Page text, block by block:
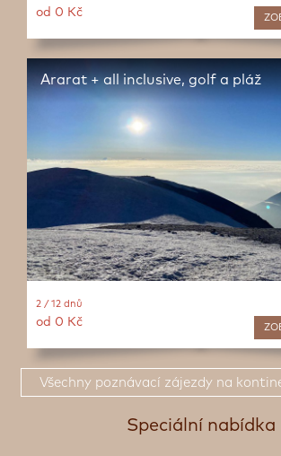
od 0 Kč
Ararat + all inclusive, golf a pláž
2 / 12 dnů
od 0 Kč
Všechny poznávací zájezdy na
Speciální nabídka